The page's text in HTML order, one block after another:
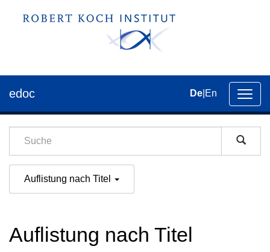
der
edoc De En
Auflistung nach Titel
Auflistung nach Titel